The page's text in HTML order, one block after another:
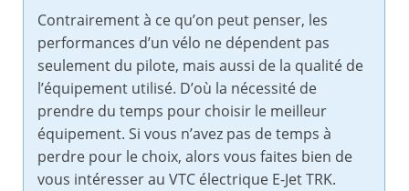
Contrairement à ce qu’on peut penser, les
performances d’un vélo ne dépendent pas
seulement du pilote, mais aussi de la qualité de
l’équipement utilisé. D’où la nécessité de
prendre du temps pour choisir le meilleur
équipement. Si vous n’avez pas de temps à
perdre pour le choix, alors vous faites bien de
vous intéresser au VTC électrique E-Jet TRK.